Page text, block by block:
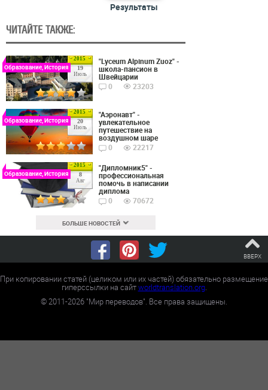
Результаты
ЧИТАЙТЕ ТАКЖЕ:
2015
19
Июль
Образование, История
"Lyceum Alpinum Zuoz" -
школа-пансион в
Швейцарии
0
23203
2015
20
Июль
Образование, История
"Аэронавт" -
увлекательное
путешествие на
воздушном шаре
0
22217
2015
8
Авг
Образование, История
"Дипломник5" -
профессиональная
помочь в написании
диплома
0
70672
БОЛЬШЕ НОВОСТЕЙ
ВВЕРХ
При копировании статей (целиком или их частей) обязательно размещение
гиперссылки на сайтworldtranslation.org.
©2011-2026 "Мир переводов". Все права защищены.